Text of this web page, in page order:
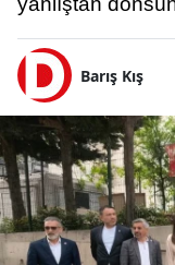
Barış Kış